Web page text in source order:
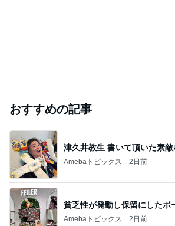
おすすめの記事
津久井教生 書いて頂いた素
Amebaトピックス 2日前
貧乏性が発動し保留にしたポ
Amebaトピックス 2日前